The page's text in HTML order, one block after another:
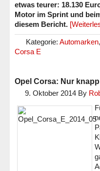
etwas teurer: 18.130
Motor im Sprint und
diesem Bericht.
Kategorie: Automarken,
Corsa E
Opel Corsa: Nur
9. Oktober 2014 By